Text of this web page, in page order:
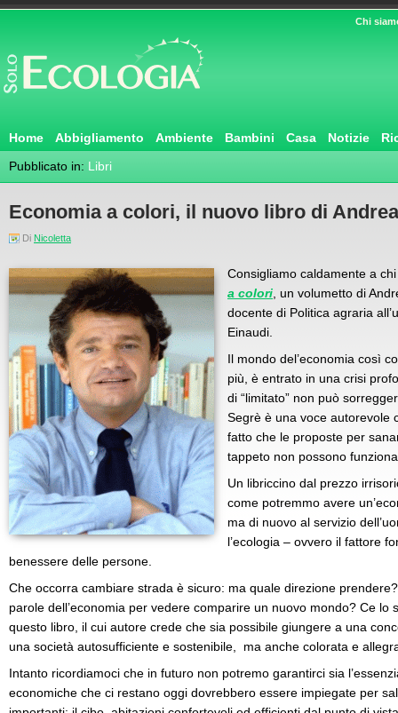
Chi
Home Abbigliamento Ambiente Bambini Casa Notizie
Pubblicato in: Libri
Economia a colori, il nuovo libro di
Di Nicoletta
Consigliamo caldamente a
a colori , un volumetto di
docente di Politica agraria
Einaudi.
Il mondo del’economia così
più, è entrato in una crisi
di “limitato” non può
Segrè è una voce autorevole
fatto che le proposte per
tappeto non possono
Un libriccino dal prezzo
come potremmo avere
ma di nuovo al servizio
l’ecologia – ovvero il fattore
benessere delle persone.
Che occorra cambiare strada è sicuro: ma quale direzione
parole dell’economia per vedere comparire un nuovo mondo? Ce lo
questo libro, il cui autore crede che sia possibile giungere a una
una società autosufficiente e sostenibile, ma anche colorata e
Intanto ricordiamoci che in futuro non potremo garantirci sia
economiche che ci restano oggi dovrebbero essere impiegate per